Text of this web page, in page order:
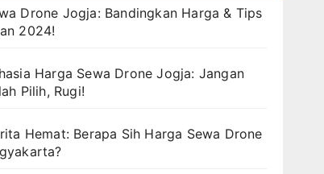
Drone Jogja: Bandingkan Harga & Tips
2024!
Harga Sewa Drone Jogja: Jangan
Pilih, Rugi!
Hemat: Berapa Sih Harga Sewa Drone